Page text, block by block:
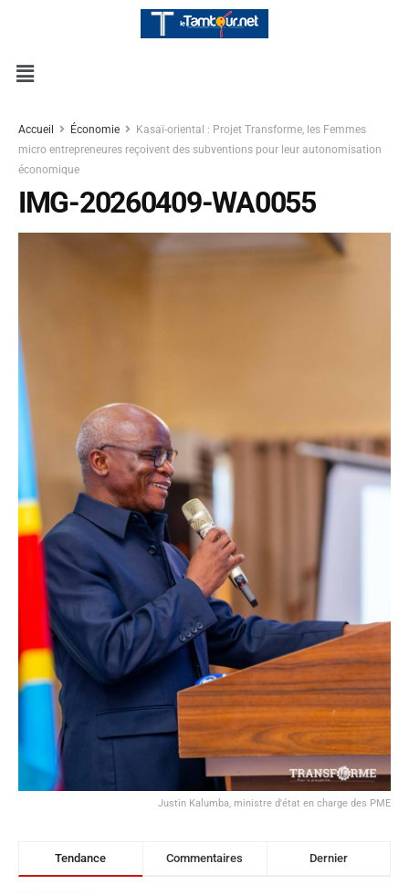
Accueil Économie
Kasaï-oriental : Projet Transforme, les Femmes
micro entrepreneures reçoivent des subventions pour leur autonomisation
économique
IMG-20260409-WA0055
Justin Kalumba, ministre d'état en charge des PME
Tendance Commentaires Dernier